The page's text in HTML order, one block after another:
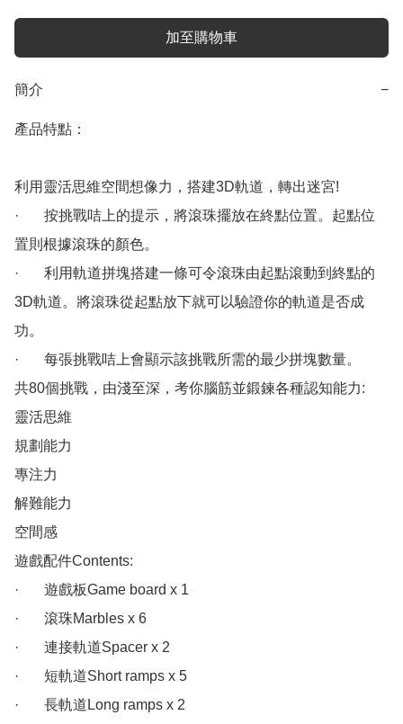
加至購物車
簡介 −
產品特點：
利用靈活思維空間想像力，搭建3D軌道，轉出迷宮!
·       按挑戰咭上的提示，將滾珠擺放在終點位置。起點位
置則根據滾珠的顏色。
·       利用軌道拼塊搭建一條可令滾珠由起點滾動到終點的
3D軌道。將滾珠從起點放下就可以驗證你的軌道是否成
功。
·       每張挑戰咭上會顯示該挑戰所需的最少拼塊數量。
共80個挑戰，由淺至深，考你腦筋並鍛鍊各種認知能力:
靈活思維
規劃能力
專注力
解難能力
空間感
遊戲配件Contents:
·       遊戲板Game board x 1
·       滾珠Marbles x 6
·       連接軌道Spacer x 2
·       短軌道Short ramps x 5
·       長軌道Long ramps x 2